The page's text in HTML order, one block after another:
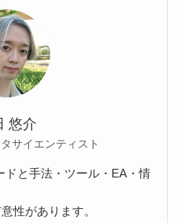
悠介
サイエンティスト
ドと手法・ツール・EA・情
性があります。